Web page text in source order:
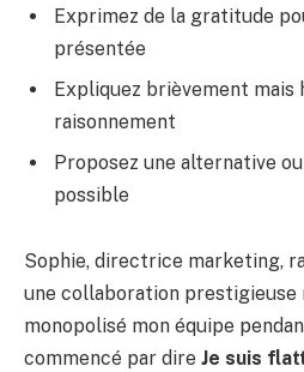
Exprimez de la gratitude
présentée
Expliquez brièvement
raisonnement
Proposez une alternative
possible
Sophie, directrice marketing,
une collaboration prestigieuse
monopolisé mon équipe
commencé par dire Je suis